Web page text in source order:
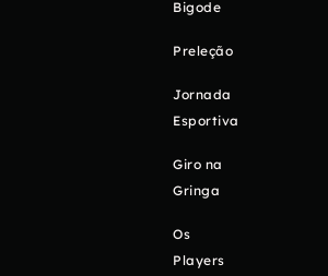
Bigode
Preleção
Jornada
Esportiva
Giro na
Gringa
Os
Players